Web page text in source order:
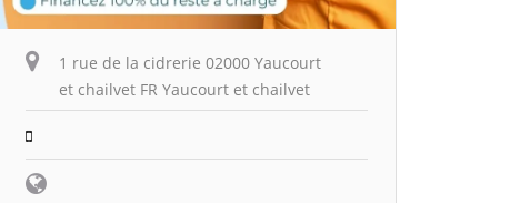
1 rue de la cidrerie 02000 Yaucourt
et chailvet FR Yaucourt et chailvet